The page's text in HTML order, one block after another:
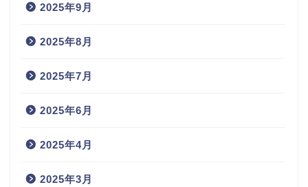
2025年9月
2025年8月
2025年7月
2025年6月
2025年4月
2025年3月